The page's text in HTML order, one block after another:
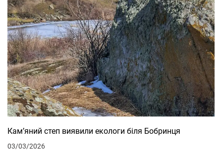
Кам’яний степ виявили екологи біля Бобринця
03/03/2026